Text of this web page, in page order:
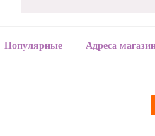
Популярные
Адреса